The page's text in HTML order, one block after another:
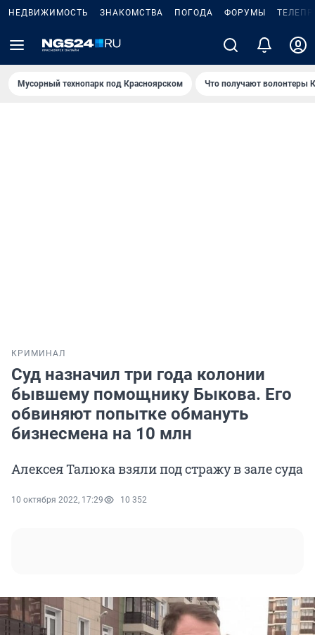
НЕДВИЖИМОСТЬ ЗНАКОМСТВА ПОГОДА ФОРУМЫ
Мусорный технопарк под Крaсноярском Что получают волонтеры
КРИМИНАЛ
Суд назначил три года колонии
бывшему помощнику Быкова. Его
обвиняют попытке обмануть
бизнесмена на 10 млн
Алексея Талюка взяли под стражу в зале суда
10 октября 2022, 17:29 10 352